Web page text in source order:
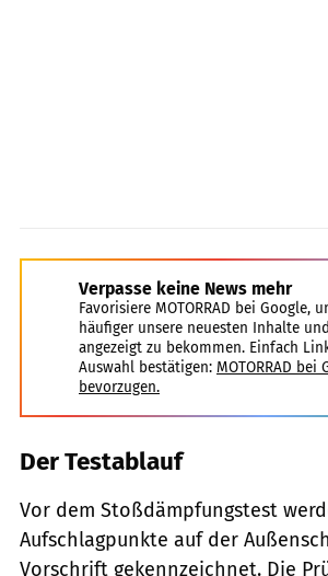
Verpasse keine News mehr
Favorisiere MOTORRAD bei Google,
häufiger unsere neuesten Inhalte
angezeigt zu bekommen. Einfach
Auswahl bestätigen: MOTORRAD bei
bevorzugen.
Der Testablauf
Vor dem Stoßdämpfungstest
Aufschlagpunkte auf der
Vorschrift gekennzeichnet. Die